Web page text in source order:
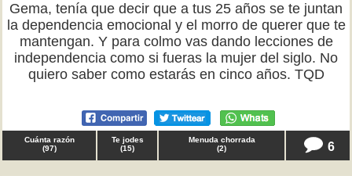
Gema, tenía que decir que a tus 25 años se te juntan
la dependencia emocional y el morro de querer que te
mantengan. Y para colmo vas dando lecciones de
independencia como si fueras la mujer del siglo. No
quiero saber como estarás en cinco años. TQD
Cuánta razón
(97)
Te jodes
(15)
Menuda chorrada
(2) 6